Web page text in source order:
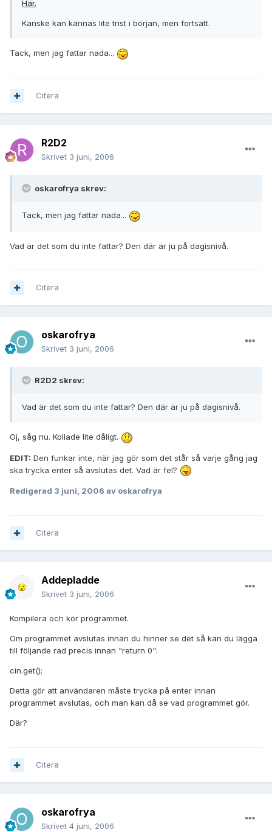
Här.
Kanske kan kännas lite trist i början, men fortsätt.
Tack, men jag fattar nada...
Citera
R2D2
Skrivet 3 juni, 2006
oskarofrya skrev:
Tack, men jag fattar nada...
Vad är det som du inte fattar? Den där är ju på dagisnivå.
Citera
oskarofrya
Skrivet 3 juni, 2006
R2D2 skrev:
Vad är det som du inte fattar? Den där är ju på dagisnivå.
Oj, såg nu. Kollade lite dåligt.
EDIT: Den funkar inte, när jag gör som det står så varje gång jag
ska trycka enter så avslutas det. Vad är fel?
Redigerad 3 juni, 2006 av oskarofrya
Citera
Addepladde
Skrivet 3 juni, 2006
Kompilera och kör programmet.
Om programmet avslutas innan du hinner se det så kan du lägga
till följande rad precis innan "return 0":
cin.get();
Detta gör att användaren måste trycka på enter innan
programmet avslutas, och man kan då se vad programmet gör.
Där?
Citera
oskarofrya
Skrivet 4 juni, 2006